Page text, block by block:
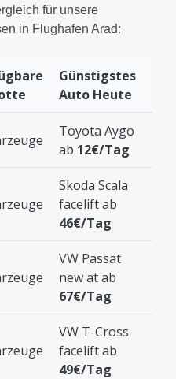
für unsere
in Flughafen Arad:
Günstigstes
Auto Heute
Toyota Aygo
ab 12€/Tag
Skoda Scala
facelift ab
46€/Tag
VW Passat
new at ab
67€/Tag
VW T-Cross
facelift ab
49€/Tag